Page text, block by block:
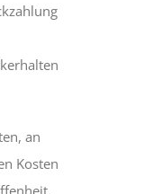
an
Kosten